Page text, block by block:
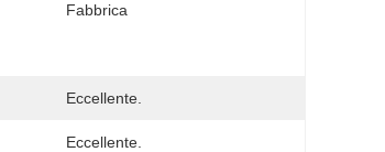
Fabbrica
Eccellente.
Eccellente.